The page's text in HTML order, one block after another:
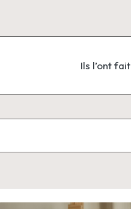
Ils l’ont fait